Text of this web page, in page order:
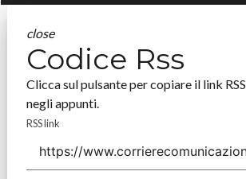
close
Codice Rss
Clicca sul pulsante per copiare il link RSS
negli appunti.
RSS link